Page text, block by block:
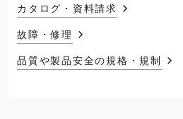
カタログ・資料請求
故障・修理
品質や製品安全の規格・規制